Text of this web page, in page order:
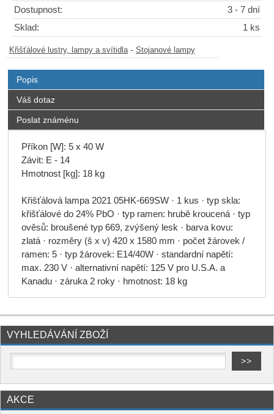
Dostupnost:
3 - 7 dní
Sklad:
1 ks
Křišťálové lustry, lampy a svítidla - Stojanové lampy
Popis
Váš dotaz
Poslat známénu
Příkon [W]: 5 x 40 W
Závit: E - 14
Hmotnost [kg]: 18 kg
Křišťálová lampa 2021 05HK-669SW · 1 kus · typ skla:
křišťálové do 24% PbO · typ ramen: hrubě kroucená · typ
ověsů: broušené typ 669, zvýšený lesk · barva kovu:
zlatá · rozměry (š x v) 420 x 1580 mm · počet žárovek /
ramen: 5 · typ žárovek: E14/40W · standardní napětí:
max. 230 V · alternativní napětí: 125 V pro U.S.A. a
Kanadu · záruka 2 roky · hmotnost: 18 kg
VYHLEDÁVÁNÍ ZBOŽÍ
AKCE